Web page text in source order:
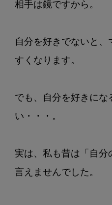
相手は鏡ですから。
自分を好きでないと
すくなります。
でも、自分を好きにな
い・・・。
実は、私も昔は「自分
言えませんでした。